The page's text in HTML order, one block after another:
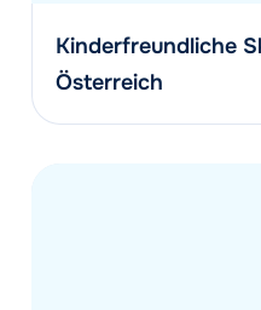
Kinderfreundliche
Österreich